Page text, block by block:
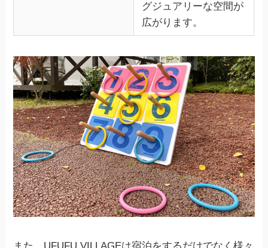
グジュアリーな空間が
広がります。
また、UFUFU VILLAGEは宿泊をするだけでなく様々